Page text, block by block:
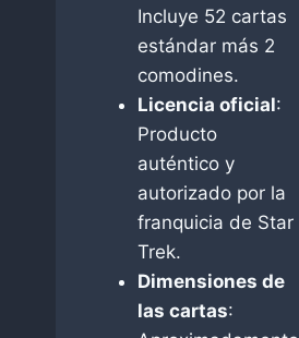
Incluye 52 cartas
estándar más 2
comodines.
Licencia oficial:
Producto
auténtico y
autorizado por la
franquicia de Star
Trek.
Dimensiones de
las cartas: